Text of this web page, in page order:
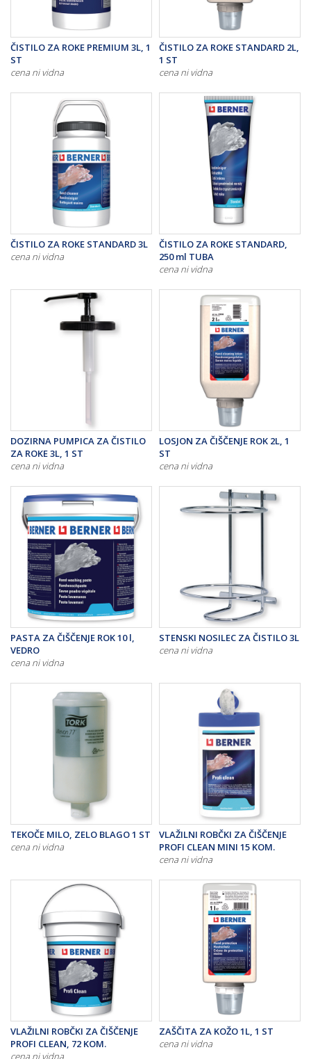
ČISTILO ZA ROKE PREMIUM 3L, 1
ST
cena ni vidna
ČISTILO ZA ROKE STANDARD 2L,
1 ST
cena ni vidna
ČISTILO ZA ROKE STANDARD 3L
cena ni vidna
ČISTILO ZA ROKE STANDARD,
250 ml TUBA
cena ni vidna
DOZIRNA PUMPICA ZA ČISTILO
ZA ROKE 3L, 1 ST
cena ni vidna
LOSJON ZA ČIŠČENJE ROK 2L, 1
ST
cena ni vidna
PASTA ZA ČIŠČENJE ROK 10 l,
VEDRO
cena ni vidna
STENSKI NOSILEC ZA ČISTILO 3L
cena ni vidna
TEKOČE MILO, ZELO BLAGO 1 ST
cena ni vidna
VLAŽILNI ROBČKI ZA ČIŠČENJE
PROFI CLEAN MINI 15 KOM.
cena ni vidna
VLAŽILNI ROBČKI ZA ČIŠČENJE
PROFI CLEAN, 72 KOM.
cena ni vidna
ZAŠČITA ZA KOŽO 1L, 1 ST
cena ni vidna